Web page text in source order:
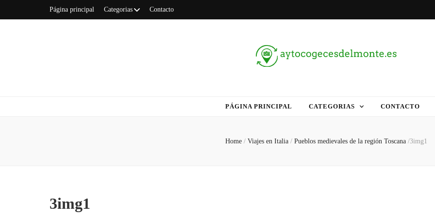
Página principal Categorias Contacto
PÁGINA PRINCIPAL CATEGORIAS CONTACTO
Home / Viajes en Italia / Pueblos medievales de la región Toscana /3img1
3img1